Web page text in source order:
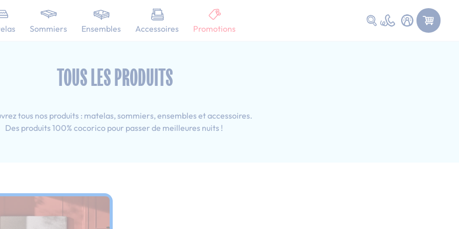
Sommiers Ensembles Accessoires Promotions
Faire une recherche
cm
TOUS LES PRODUITS
tous nos produits : matelas, sommiers, ensembles et accessoires.
Des produits 100% cocorico pour passer de meilleures nuits !